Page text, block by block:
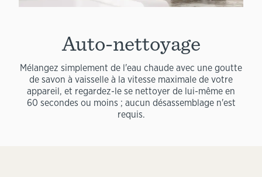
Auto-nettoyage
Mélangez simplement de l'eau chaude avec une goutte
de savon à vaisselle à la vitesse maximale de votre
appareil, et regardez-le se nettoyer de lui-même en
60 secondes ou moins ; aucun désassemblage n'est
requis.